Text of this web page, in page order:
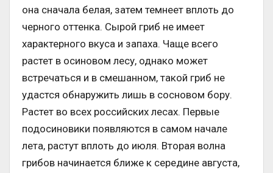
она сначала белая, затем темнеет вплоть до
черного оттенка. Сырой гриб не имеет
характерного вкуса и запаха. Чаще всего
растет в осиновом лесу, однако может
встречаться и в смешанном, такой гриб не
удастся обнаружить лишь в сосновом бору.
Растет во всех российских лесах. Первые
подосиновики появляются в самом начале
лета, растут вплоть до июля. Вторая волна
грибов начинается ближе к середине августа,